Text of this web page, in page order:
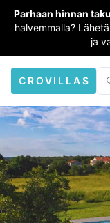
Parhaan hinnan
halvemmalla?
ja
CROVILLAS